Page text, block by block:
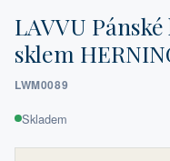
LAVVU
sklem
LWM0089
Skladem